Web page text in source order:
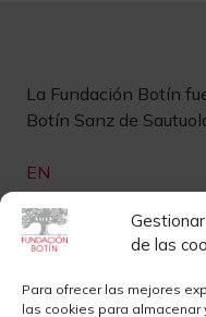
de las
Para ofrecer las mejores
las cookies para almacenar
La Fundación Botín
Botín Sanz de
EN
Links de interés